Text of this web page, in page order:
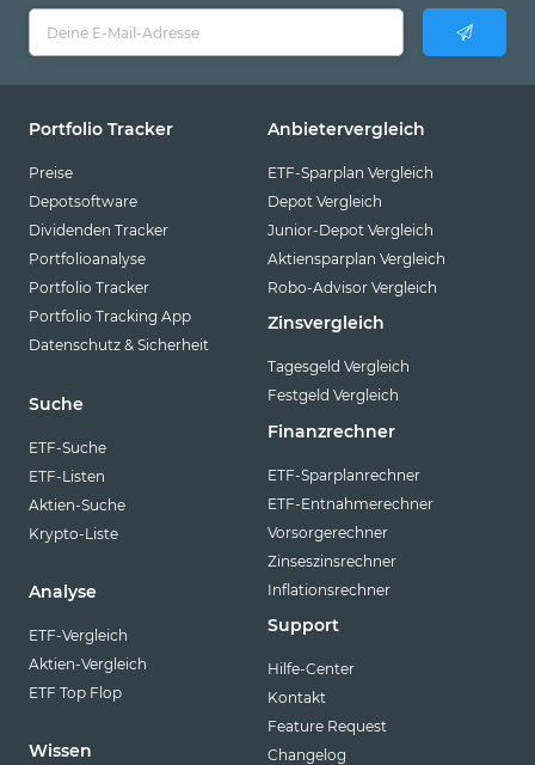
Portfolio Tracker
Preise
Depotsoftware
Dividenden Tracker
Portfolioanalyse
Portfolio Tracker
Portfolio Tracking App
Datenschutz & Sicherheit
Suche
ETF-Suche
ETF-Listen
Aktien-Suche
Krypto-Liste
Analyse
ETF-Vergleich
Aktien-Vergleich
ETF Top Flop
Wissen
Anbietervergleich
ETF-Sparplan Vergleich
Depot Vergleich
Junior-Depot Vergleich
Aktiensparplan Vergleich
Robo-Advisor Vergleich
Zinsvergleich
Tagesgeld Vergleich
Festgeld Vergleich
Finanzrechner
ETF-Sparplanrechner
ETF-Entnahmerechner
Vorsorgerechner
Zinseszinsrechner
Inflationsrechner
Support
Hilfe-Center
Kontakt
Feature Request
Changelog